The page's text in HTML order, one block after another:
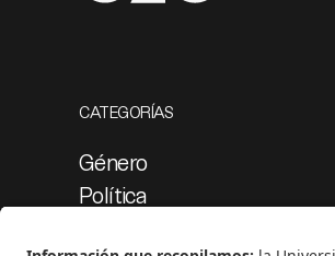
CATEGORÍAS
Género
Política